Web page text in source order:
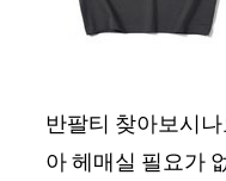
반팔티 찾아보시
아 헤매실 필요가